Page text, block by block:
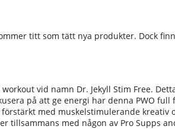
titt som tätt nya produkter. Dock
vid namn Dr. Jekyll Stim Free.
på att ge energi har denna PWO
med muskelstimulerande kreativ
tillsammans med någon av Pro Supps